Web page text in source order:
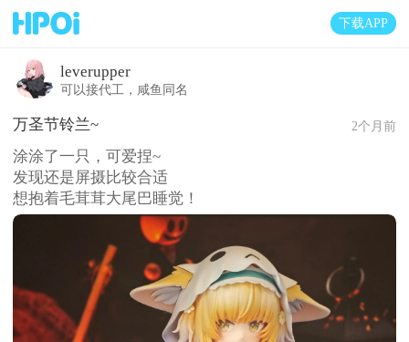
下载APP
leverupper
可以接代工，咸鱼同名
万圣节铃兰~ 2个月前
涂涂了一只，可爱捏~
发现还是屏摄比较合适
想抱着毛茸茸大尾巴睡觉！